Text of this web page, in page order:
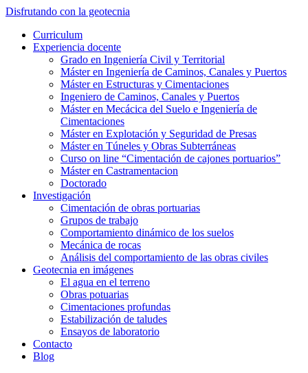
Saltar
contenido
principal
Disfrutando con la geotecnia
AlternarCurriculum
Experiencia docente
Grado en Ingeniería Civil y Territorial
Máster en Ingeniería de Caminos, Canales y Puertos
Máster en Estructuras y Cimentaciones
Ingeniero de Caminos, Canales y Puertos
Máster en Mecácica del Suelo e Ingeniería de
Cimentaciones
Máster en Explotación y Seguridad de Presas
Máster en Túneles y Obras Subterráneas
Curso on line “Cimentación de cajones portuarios”
Máster en Castramentacion
Doctorado
Investigación
Cimentación de obras portuarias
Grupos de trabajo
Comportamiento dinámico de los suelos
Mecánica de rocas
Análisis del comportamiento de las obras civiles
Geotecnia en imágenes
El agua en el terreno
Obras potuarias
Cimentaciones profundas
Estabilización de taludes
Ensayos de laboratorio
Contacto
Blog